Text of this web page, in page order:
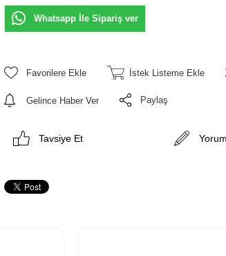
Whatsapp İle Sipariş ver
Favorilere Ekle İstek Listeme Ekle
Gelince Haber Ver Paylaş
Tavsiye Et